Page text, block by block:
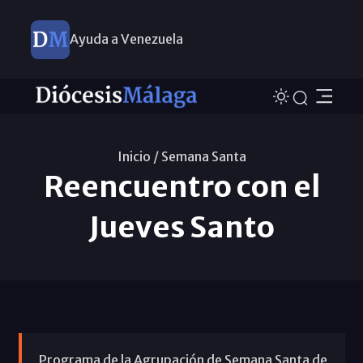
Ayuda a Venezuela
Inicio / Semana Santa
Reencuentro con el
Jueves Santo
Programa de la Agrupación de Semana Santa de